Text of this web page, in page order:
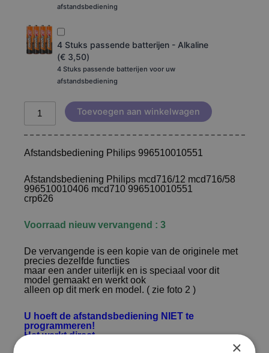
afstandsbediening
4 Stuks passende batterijen - Alkaline
(€ 3,50)
4 Stuks passende batterijen voor uw
afstandsbediening
Toevoegen aan winkelwagen
Afstandsbediening Philips 996510010551
Afstandsbediening Philips mcd716/12 mcd716/58
996510010406 mcd710 996510010551
crp626
Voorraad nieuw vervangend : 3
De vervangende is een kopie van de originele met
precies dezelfde functies
maar een ander uiterlijk en is speciaal voor dit
model gemaakt en werkt ook
alleen op dit merk en model. ( zie foto 2 )
U hoeft de afstandsbediening NIET te
programmeren!
Het werkt direct
×